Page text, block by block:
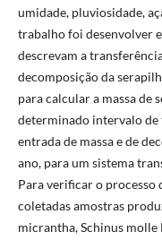
umidade, pluviosidade,
trabalho foi desenvolver
descrevam a
decomposição da
para calcular a massa de
determinado intervalo de
entrada de massa e de
ano, para um sistema
Para verificar o processo
coletadas amostras
micrantha, Schinus molle